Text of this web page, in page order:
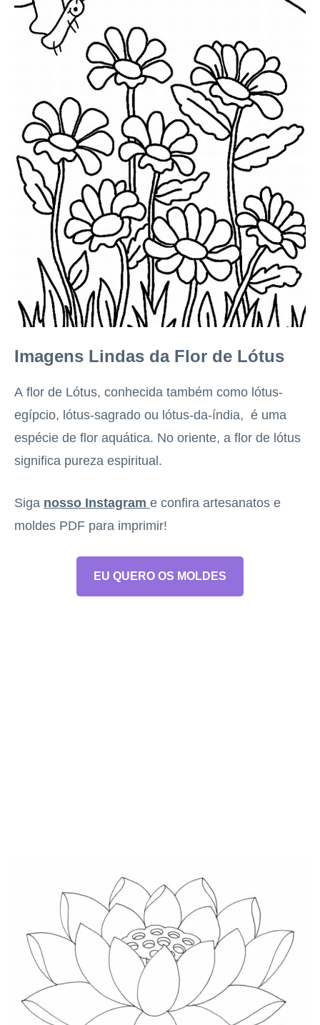
Imagens Lindas da Flor de Lótus
A flor de Lótus, conhecida também como lótus-
egípcio, lótus-sagrado ou lótus-da-índia, é uma
espécie de flor aquática. No oriente, a flor de lótus
significa pureza espiritual.
Siga nosso Instagram e confira artesanatos e
moldes PDF para imprimir!
EU QUERO OS MOLDES